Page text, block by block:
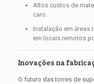
Altos custos de
caro.
Instalação em áreas
em locais remotos
Inovações na
O futuro das torres de